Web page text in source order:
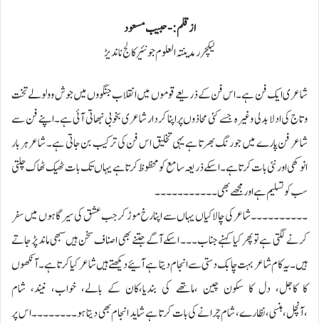
از قلم :- حبیب مسعود
لیکچرر مدینتہ العلوم جونئیر کالج ناندیڑ
شاعری ایک فن ہے۔اس فن کے ذریعے قوموں میں انقلاب جنگووں میں جوش و ولولے تخت
و تاج کی ادلا بدلی وغیرہ جسے کئی محاذوں پراپنا کردار شاعری بخوبی نبھاتی آئی ہے۔اپنے فن سے
شاعر فن پارے میں جورنگ بھرتا ہے یہی تخلیق اس فن کی ترکیب بن جاتی ہے۔ شاعر ہر بار
انوکھی اور نئی بات کرتا ہے۔اسکے ذریعہ سامع کومحظوظ کرتا ہےیہاں تک بات ٹھیک ٹھاک چلتی
سب کوتسلیم ہے اورمجھے بھی۔۔۔۔۔۔۔۔۔۔۔
۔۔۔۔۔۔۔۔۔۔شاعر کی چالاکیاں یہاں سے اپنا رخ موڑ کر جب عشق کی سیر گاہوں میں سفر
کرنے لگتی ہے تو پھر کیا کہنے جناب۔۔۔ اسکے آگے جتنے بھی اصناف سخن ہیں سبھی ماند پڑجاتے
ہیں۔یہ کام شاعر بہت چابک دستی سے انجام دیتا ہے آئیے دیکھتے ہیں شاعر کیا کرتا ہے۔آنکھوں
کا کاجل، دل کا سکون چین ،ماتھے کی بندیا،کان کے بالے، خواب، نیند، شام
،آنچل،ہنسی،نظارے، شام چرانے کی بات کرتا ہے شاید انجام بھی دیتا ہو۔۔۔۔۔۔۔۔اس پر